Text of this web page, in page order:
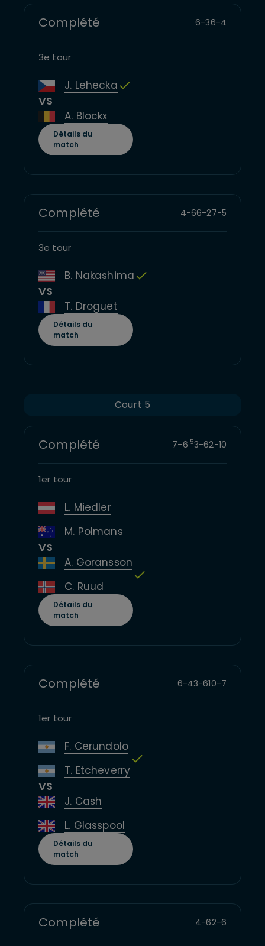
Complété 6-36-4
3e tour
J. Lehecka
VS
A. Blockx
Détails du
match
Complété 4-66-27-5
3e tour
B. Nakashima
VS
T. Droguet
Détails du
match
Court 5
Complété 7-6 53-62-10
1er tour
L. Miedler
M. Polmans
VS
A. Goransson
C. Ruud
Détails du
match
Complété 6-43-610-7
1er tour
F. Cerundolo
T. Etcheverry
VS
J. Cash
L. Glasspool
Détails du
match
Complété 4-62-6